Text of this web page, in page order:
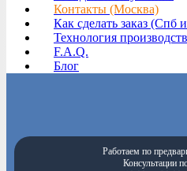
Контакты (Москва)
Как сделать заказ (Спб
Технология
F.A.Q.
Блог
Работаем по
Консультации